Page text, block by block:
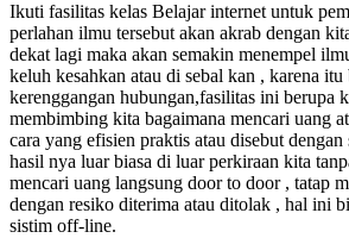
Ikuti fasilitas kelas Belajar internet untuk
perlahan ilmu tersebut akan akrab dengan
dekat lagi maka akan semakin menempel
keluh kesahkan atau di sebal kan , karena
kerenggangan hubungan,fasilitas ini berupa
membimbing kita bagaimana mencari uang
cara yang efisien praktis atau disebut
hasil nya luar biasa di luar perkiraan kita
mencari uang langsung door to door , tatap
dengan resiko diterima atau ditolak , hal ini
sistim off-line.